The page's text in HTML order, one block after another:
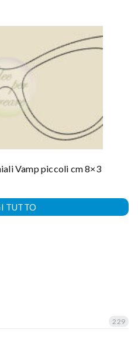
Vamp piccoli cm 8×3
TUTTO
229